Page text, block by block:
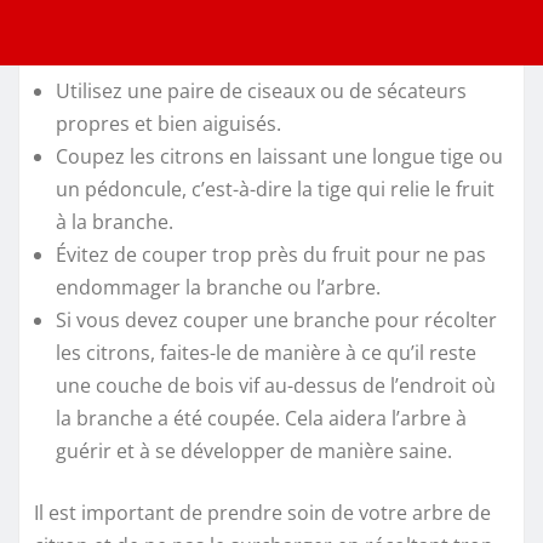
Utilisez une paire de ciseaux ou de sécateurs
propres et bien aiguisés.
Coupez les citrons en laissant une longue tige ou
un pédoncule, c’est-à-dire la tige qui relie le fruit
à la branche.
Évitez de couper trop près du fruit pour ne pas
endommager la branche ou l’arbre.
Si vous devez couper une branche pour récolter
les citrons, faites-le de manière à ce qu’il reste
une couche de bois vif au-dessus de l’endroit où
la branche a été coupée. Cela aidera l’arbre à
guérir et à se développer de manière saine.
Il est important de prendre soin de votre arbre de